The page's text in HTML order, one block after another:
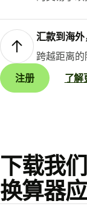
汇款到海
跨越距离的
注册
了解
下载我
换算器